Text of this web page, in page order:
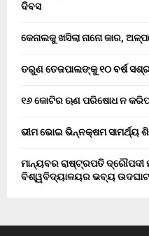
ଦିବସ
କେନାଲକୁ ଖସିଲା ନାନୋ କାର,
ତରୁଣ ତେଜପାଲଙ୍କୁ ୧୦ ବର୍ଷ
୧୬ କୋଟିର ଋଣ ପରିଷୋଧ ନ
ଭୀମ ଭୋଇ ଭିନ୍ନକ୍ଷମ ସାମର୍ଥ୍ୟ
ମାନ୍ୟବର ରାଷ୍ଟ୍ରପତି ଦ୍ରୌପଦୀ
ବିଶ୍ୱବିଦ୍ୟାଳୟର ଭବ୍ୟ